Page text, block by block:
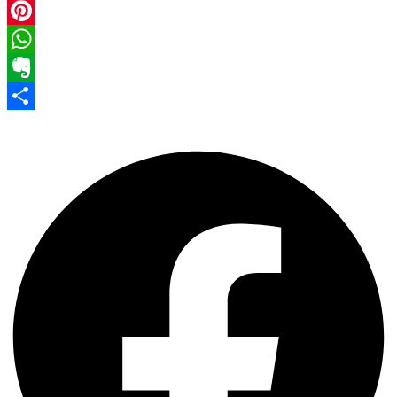
Facebook
Pinterest
WhatsApp
Evernote